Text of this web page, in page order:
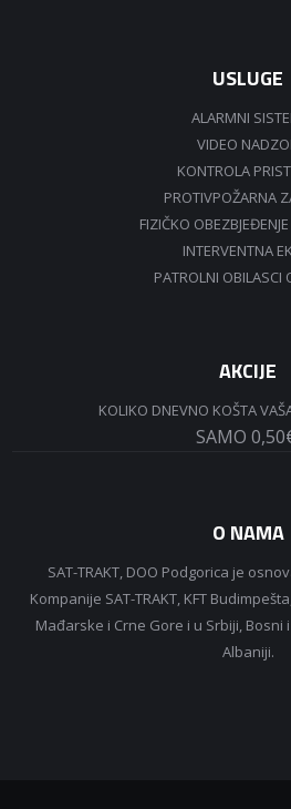
USLUGE
ALARMNI
VIDEO
KONTROLA
PROTIVPOŽARNA
FIZIČKO
INTERVENTNA
PATROLNI OBILASCI
AKCIJE
KOLIKO DNEVNO KOŠTA
SAMO
O NAMA
SAT-TRAKT, DOO Podgorica je
Kompanije SAT-TRAKT, KFT
Mađarske i Crne Gore i u Srbiji, Bosni
Albaniji.